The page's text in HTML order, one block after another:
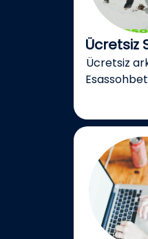
Ücretsiz
Ücretsiz